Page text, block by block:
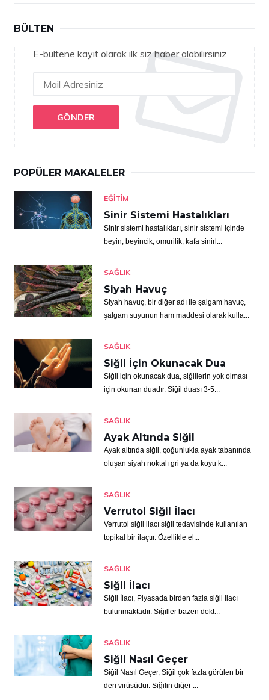
BÜLTEN
E-bültene kayıt olarak ilk siz haber alabilirsiniz
GÖNDER
POPÜLER MAKALELER
EĞITIM
Sinir Sistemi Hastalıkları
Sinir sistemi hastalıkları, sinir sistemi içinde
beyin, beyincik, omurilik, kafa sinirl...
SAĞLIK
Siyah Havuç
Siyah havuç, bir diğer adı ile şalgam havuç,
şalgam suyunun ham maddesi olarak kulla...
SAĞLIK
Siğil İçin Okunacak Dua
Siğil için okunacak dua, siğillerin yok olması
için okunan duadır. Siğil duası 3-5...
SAĞLIK
Ayak Altında Siğil
Ayak altında siğil, çoğunlukla ayak tabanında
oluşan siyah noktalı gri ya da koyu k...
SAĞLIK
Verrutol Siğil İlacı
Verrutol siğil ilacı siğil tedavisinde kullanılan
topikal bir ilaçtır. Özellikle el...
SAĞLIK
Siğil İlacı
Siğil İlacı, Piyasada birden fazla siğil ilacı
bulunmaktadır. Siğiller bazen dokt...
SAĞLIK
Siğil Nasıl Geçer
Siğil Nasıl Geçer, Siğil çok fazla görülen bir
deri virüsüdür. Siğilin diğer ...